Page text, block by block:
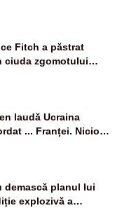
Fitch a păstrat
ciuda zgomotului
laudă Ucraina
... Franței. Nicio
energetic promis
demască planul lui
explozivă a